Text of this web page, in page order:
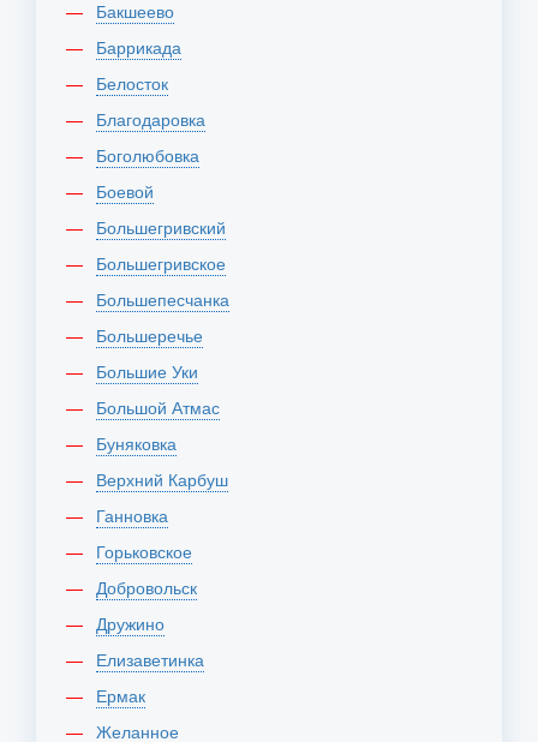
Бакшеево
Баррикада
Белосток
Благодаровка
Боголюбовка
Боевой
Большегривский
Большегривское
Большепесчанка
Большеречье
Большие Уки
Большой Атмас
Буняковка
Верхний Карбуш
Ганновка
Горьковское
Добровольск
Дружино
Елизаветинка
Ермак
Желанное